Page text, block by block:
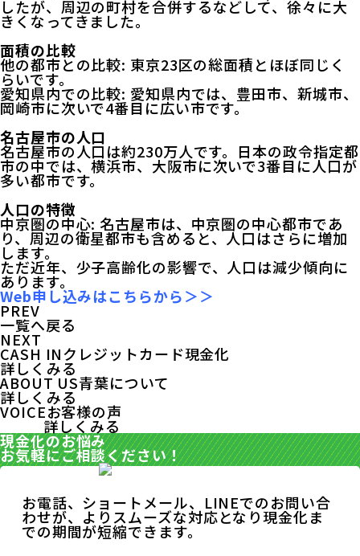
したが、周辺の町村を合併するなどして、徐々に大
きくなってきました。
面積の比較
他の都市との比較: 東京23区の総面積とほぼ同じく
らいです。
愛知県内での比較: 愛知県内では、豊田市、新城市、
岡崎市に次いで4番目に広い市です。
名古屋市の人口
名古屋市の人口は約230万人です。日本の政令指定都
市の中では、横浜市、大阪市に次いで3番目に人口が
多い都市です。
人口の特徴
中京圏の中心: 名古屋市は、中京圏の中心都市であ
り、周辺の衛星都市も含めると、人口はさらに増加
します。
ただ近年、少子高齢化の影響で、人口は減少傾向に
あります。
Web申し込みはこちらから＞＞
PREV
一覧へ戻る
NEXT
CASH INクレジットカード現金化
詳しくみる
ABOUT US青葉について
詳しくみる
VOICEお客様の声
詳しくみる
現金化のお悩み
お気軽にご相談ください！
お電話、ショートメール、LINEでのお問い合
わせが、よりスムーズな対応となり現金化ま
での期間が短縮できます。